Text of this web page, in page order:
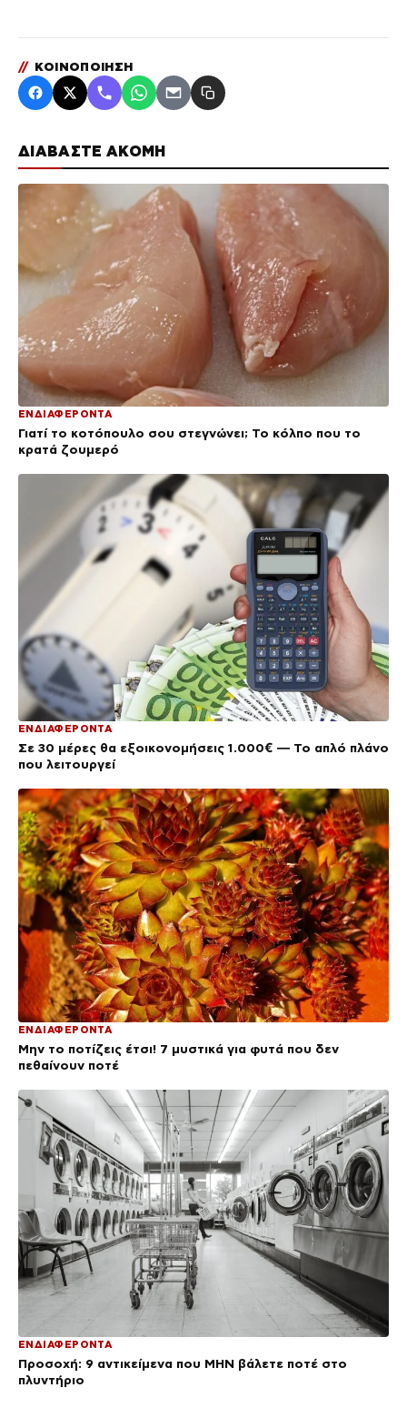
ΔΙΑΒΑΣΤΕ ΑΚΟΜΗ
ΕΝΔΙΑΦΕΡΟΝΤΑ
Γιατί το κοτόπουλο σου στεγνώνει; Το κόλπο που το
κρατά ζουμερό
ΕΝΔΙΑΦΕΡΟΝΤΑ
Σε 30 μέρες θα εξοικονομήσεις 1.000€ — Το απλό πλάνο
που λειτουργεί
ΕΝΔΙΑΦΕΡΟΝΤΑ
Μην το ποτίζεις έτσι! 7 μυστικά για φυτά που δεν
πεθαίνουν ποτέ
ΕΝΔΙΑΦΕΡΟΝΤΑ
Προσοχή: 9 αντικείμενα που ΜΗΝ βάλετε ποτέ στο
πλυντήριο
// ΚΟΙΝΟΠΟΙΗΣΗ